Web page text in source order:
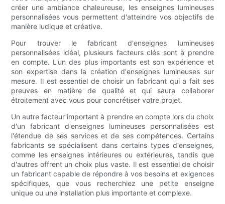
créer une ambiance chaleureuse, les enseignes lumineuses
personnalisées vous permettent d'atteindre vos objectifs de
manière ludique et créative.
Pour trouver le fabricant d'enseignes lumineuses
personnalisées idéal, plusieurs facteurs clés sont à prendre
en compte. L'un des plus importants est son expérience et
son expertise dans la création d'enseignes lumineuses sur
mesure. Il est essentiel de choisir un fabricant qui a fait ses
preuves en matière de qualité et qui saura collaborer
étroitement avec vous pour concrétiser votre projet.
Un autre facteur important à prendre en compte lors du choix
d'un fabricant d'enseignes lumineuses personnalisées est
l'étendue de ses services et de ses compétences. Certains
fabricants se spécialisent dans certains types d'enseignes,
comme les enseignes intérieures ou extérieures, tandis que
d'autres offrent un choix plus vaste. Il est essentiel de choisir
un fabricant capable de répondre à vos besoins et exigences
spécifiques, que vous recherchiez une petite enseigne
unique ou une installation plus importante et complexe.